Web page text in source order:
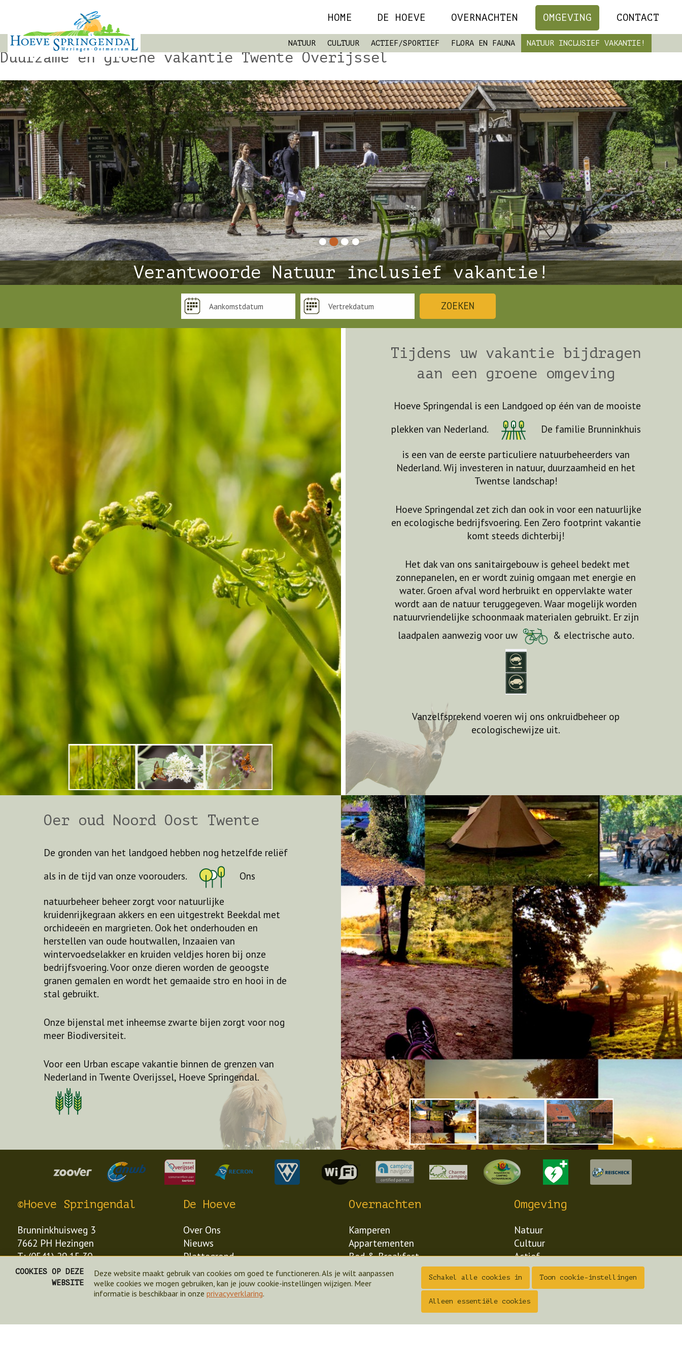
HOME DE HOEVE OVERNACHTEN OMGEVING
NATUUR CULTUUR ACTIEF/SPORTIEF FLORA EN FAUNA NATUUR INCLUSIEF VAKANTIE!
CONTACT
Duurzame en groene vakantie Twente Overijssel
Verantwoorde Natuur inclusief vakantie!
ZOEKEN
Tijdens uw vakantie bijdragen
aan een groene omgeving
Hoeve Springendal is een Landgoed op één van de mooiste
plekken van Nederland.
De familie Brunninkhuis
is een van de eerste particuliere natuurbeheerders van
Nederland. Wij investeren in natuur, duurzaamheid en het
Twentse landschap!
Hoeve Springendal zet zich dan ook in voor een natuurlijke
en ecologische bedrijfsvoering. Een Zero footprint vakantie
komt steeds dichterbij!
Het dak van ons sanitairgebouw is geheel bedekt met
zonnepanelen, en er wordt zuinig omgaan met energie en
water. Groen afval word herbruikt en oppervlakte water
wordt aan de natuur teruggegeven. Waar mogelijk worden
natuurvriendelijke schoonmaak materialen gebruikt. Er zijn
laadpalen aanwezig voor uw
& electrische auto.
Vanzelfsprekend voeren wij ons onkruidbeheer op
ecologischewijze uit.
Volgende
Oer oud Noord Oost Twente
De gronden van het landgoed hebben nog hetzelfde reliëf
als in de tijd van onze voorouders.
Ons
natuurbeheer beheer zorgt voor natuurlijke
kruidenrijkegraan akkers en een uitgestrekt Beekdal met
orchideeën en margrieten. Ook het onderhouden en
herstellen van oude houtwallen, Inzaaien van
wintervoedselakker en kruiden veldjes horen bij onze
bedrijfsvoering. Voor onze dieren worden de geoogste
granen gemalen en wordt het gemaaide stro en hooi in de
stal gebruikt.
Onze bijenstal met inheemse zwarte bijen zorgt voor nog
meer Biodiversiteit.
Voor een Urban escape vakantie binnen de grenzen van
Nederland in Twente Overijssel, Hoeve Springendal.
©Hoeve Springendal
Brunninkhuisweg 3
7662 PH Hezingen
T: (0541) 29 15 30
E: info@hoevespringendal.nl
De Hoeve
Over Ons
Nieuws
Plattegrond
Paard en wagen
Contact
Aan tafel
Overnachten
Kamperen
Appartementen
Bed & Breakfest
Bungalows
Tarieven
Omgeving
Natuur
Cultuur
Actief
Flora en Fauna
COOKIES OP DEZE
WEBSITE
Deze website maakt gebruik van cookies om goed te functioneren. Als je wilt aanpassen
welke cookies we mogen gebruiken, kan je jouw cookie-instellingen wijzigen. Meer
informatie is beschikbaar in onze privacyverklaring.
Schakel alle cookies in Toon cookie-instellingen
Alleen essentiële cookies